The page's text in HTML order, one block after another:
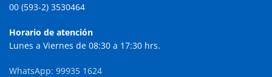
00 (593-2) 3530464
Horario de atención
Lunes a Viernes de 08:30 a 17:30 hrs.
WhatsApp: 99935 1624